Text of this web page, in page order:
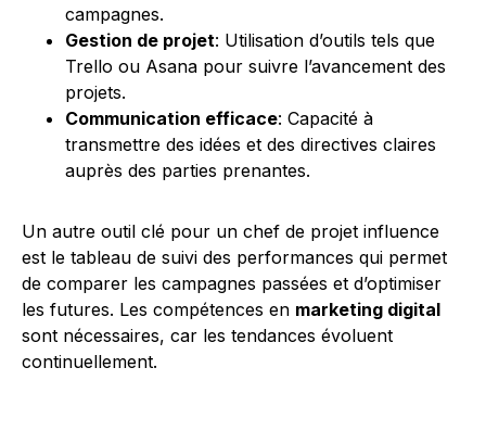
campagnes.
Gestion de projet: Utilisation d’outils tels que
Trello ou Asana pour suivre l’avancement des
projets.
Communication efficace: Capacité à
transmettre des idées et des directives claires
auprès des parties prenantes.
Un autre outil clé pour un chef de projet influence
est le tableau de suivi des performances qui permet
de comparer les campagnes passées et d’optimiser
les futures. Les compétences en marketing digital
sont nécessaires, car les tendances évoluent
continuellement.